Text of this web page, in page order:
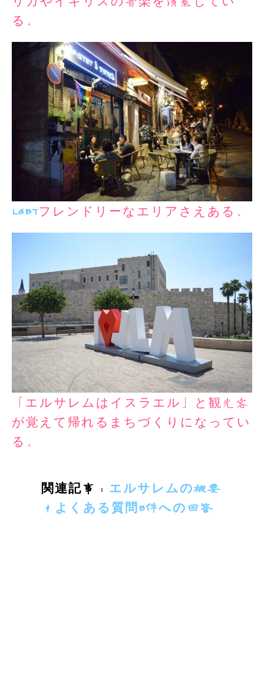
る。
LGBTフレンドリーなエリアさえある。
「エルサレムはイスラエル」と観光客
が覚えて帰れるまちづくりになってい
る。
関連記事： エルサレムの概要
＆よくある質問8件への回答